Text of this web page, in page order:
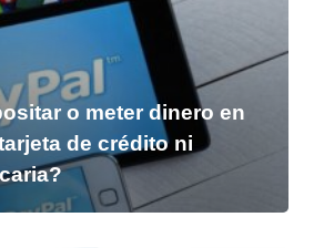
o meter dinero en
de crédito ni